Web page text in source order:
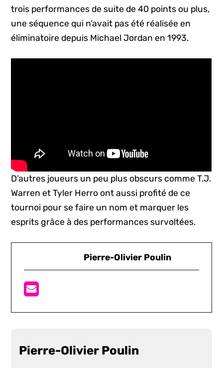
trois performances de suite de 40 points ou plus,
une séquence qui n’avait pas été réalisée en
éliminatoire depuis Michael Jordan en 1993.
D’autres joueurs un peu plus obscurs comme T.J.
Warren et Tyler Herro ont aussi profité de ce
tournoi pour se faire un nom et marquer les
esprits grâce à des performances survoltées.
Pierre-Olivier Poulin
Pierre-Olivier Poulin